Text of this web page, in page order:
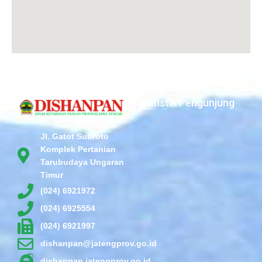
Jl. Gatot Subroto
Komplek Pertanian
Tarubudaya Ungaran
Timur
(024) 6921972
(024) 6925554
(024) 6921997
dishanpan@jatengprov.go.id
Statistik Pengunjung